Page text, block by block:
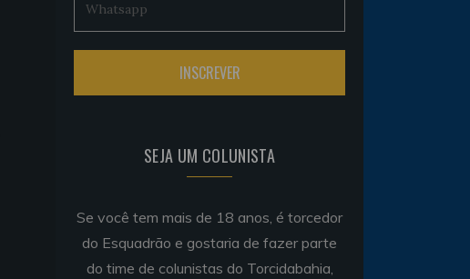
SEJA UM COLUNISTA
Se você tem mais de 18 anos, é torcedor
do Esquadrão e gostaria de fazer parte
do time de colunistas do Torcidabahia,